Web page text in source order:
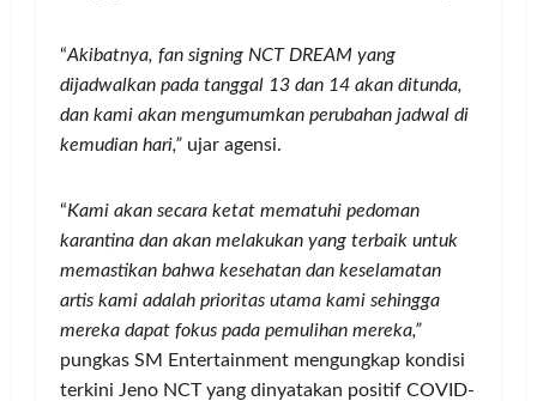
“Akibatnya, fan signing NCT DREAM yang
dijadwalkan pada tanggal 13 dan 14 akan ditunda,
dan kami akan mengumumkan perubahan jadwal di
kemudian hari,” ujar agensi.
“Kami akan secara ketat mematuhi pedoman
karantina dan akan melakukan yang terbaik untuk
memastikan bahwa kesehatan dan keselamatan
artis kami adalah prioritas utama kami sehingga
mereka dapat fokus pada pemulihan mereka,”
pungkas SM Entertainment mengungkap kondisi
terkini Jeno NCT yang dinyatakan positif COVID-